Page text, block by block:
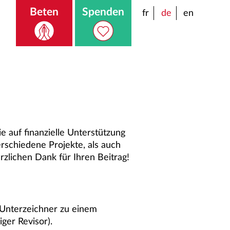
Beten Spenden fr de en
auf finanzielle Unterstützung
Projekte, als auch
Dank für Ihren Beitrag!
zu einem
Revisor).